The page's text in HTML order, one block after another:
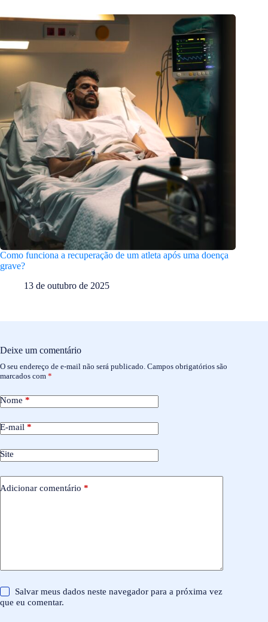
Como funciona a recuperação de um atleta após uma doença
grave?
13 de outubro de 2025
Deixe um comentário
O seu endereço de e-mail não será publicado. Campos obrigatórios são
marcados com *
Nome *
E-mail *
Site
Adicionar comentário *
Salvar meus dados neste navegador para a próxima vez
que eu comentar.